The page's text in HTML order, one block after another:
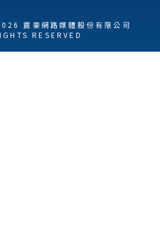
震豪網路媒體股份有限公司
RESERVED